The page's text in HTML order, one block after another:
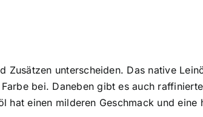
Zusätzen unterscheiden. Das native
bei. Daneben gibt es auch
einen milderen Geschmack und eine